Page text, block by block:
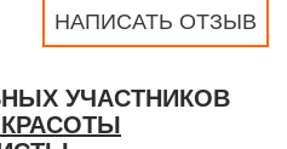
НАПИСАТЬ ОТЗЫВ
УЧАСТНИКОВ